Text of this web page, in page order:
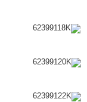
62399118K
62399120K
62399122K